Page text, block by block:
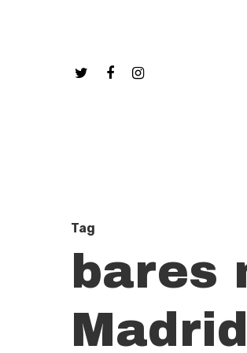
Hit enter to search or
Tag
bares
Madrid